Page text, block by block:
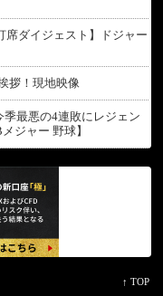
席ダイジェスト】ドジャー
拶！現地映像
季最悪の4連敗にレジェン
ジャー 野球】
↑ TOP